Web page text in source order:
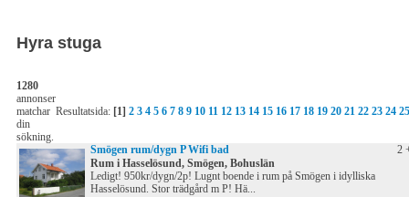
Hyra stuga
1280
annonser
matchar
din
sökning.
Resultatsida: [1] 2 3 4 5 6 7 8 9 10 11 12 13 14 15 16 17 18 19 20 21 22 23 24 25
Smögen rum/dygn P Wifi bad
Rum i Hasselösund, Smögen, Bohuslän
Ledigt! 950kr/dygn/2p! Lugnt boende i rum på Smögen i idylliska
Hasselösund. Stor trädgård m P! Hä...
2